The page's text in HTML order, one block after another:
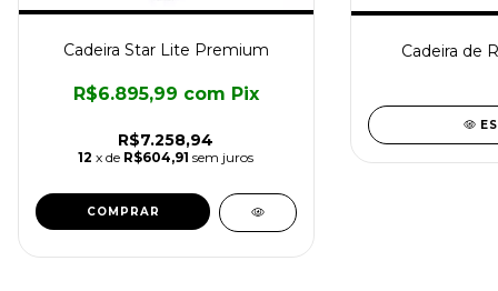
Cadeira Star Lite Premium
R$7.258,94
R$6.895,99 com Pix
12 x de R$604,91 sem juros
COMPRAR
Cadeira de